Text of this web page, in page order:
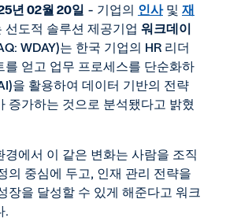
년02월20일 - 기업의 인사및 재
선도적 솔루션 제공기업 워크데이
WDAY)는 한국 기업의 HR 리더
를 얻고 업무 프로세스를 단순화하
을 활용하여 데이터 기반의 전략
증가하는 것으로 분석됐다고 밝혔
에서 이 같은 변화는 사람을 조직
의 중심에 두고, 인재 관리 전략을
장을 달성할 수 있게 해준다고 워크
.